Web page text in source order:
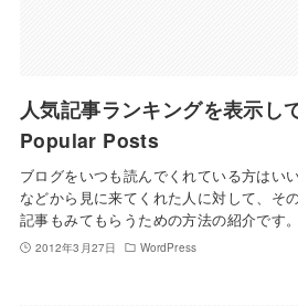
人気記事ランキングを表示し
Popular Posts
ブログをいつも読んでくれている方はい
などから見に来てくれた人に対して、そ
記事もみてもらうための方法の紹介です
2012年3月27日 WordPress